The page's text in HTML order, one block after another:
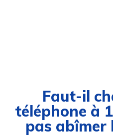
Faut-il
téléphone à
pas abîmer